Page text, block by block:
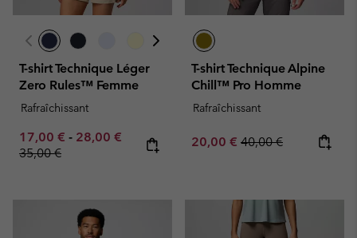
T-shirt Technique Léger
Zero Rules™ Femme
Rafraîchissant
Minimum sale price:
17,00 € - Maximum sale price:
28,00 € Regular price:
35,00 €
T-shirt Technique Alpine
Chill™ Pro Homme
Rafraîchissant
Sale price:
20,00 € Regular price:
40,00 €